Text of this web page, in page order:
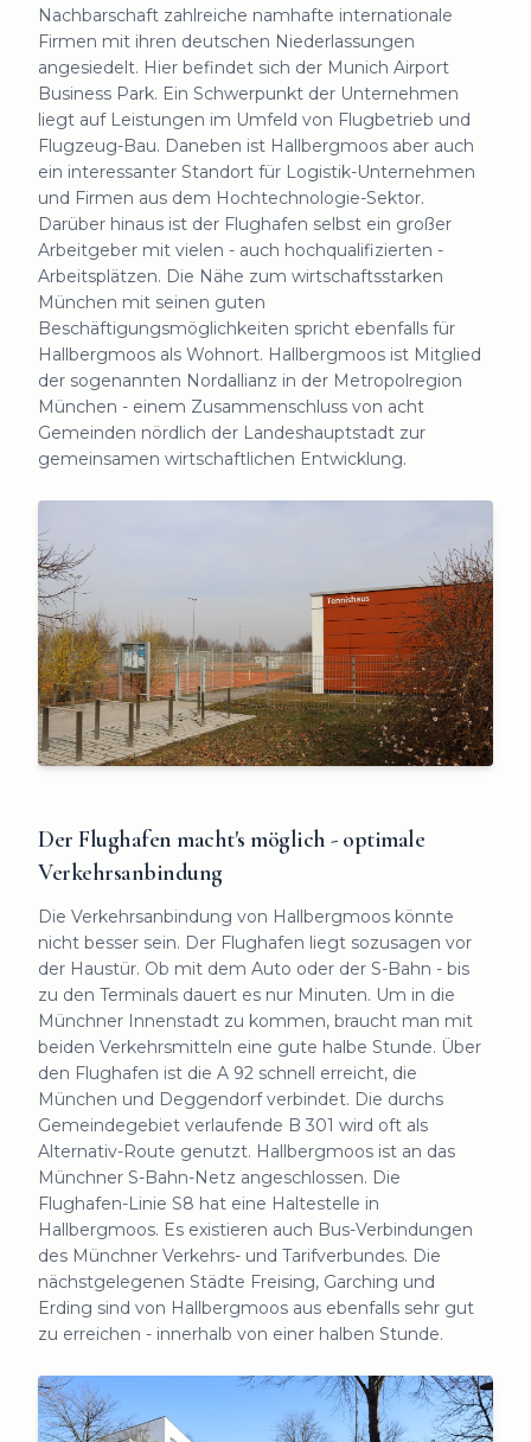
Nachbarschaft zahlreiche namhafte internationale
Firmen mit ihren deutschen Niederlassungen
angesiedelt. Hier befindet sich der Munich Airport
Business Park. Ein Schwerpunkt der Unternehmen
liegt auf Leistungen im Umfeld von Flugbetrieb und
Flugzeug-Bau. Daneben ist Hallbergmoos aber auch
ein interessanter Standort für Logistik-Unternehmen
und Firmen aus dem Hochtechnologie-Sektor.
Darüber hinaus ist der Flughafen selbst ein großer
Arbeitgeber mit vielen - auch hochqualifizierten -
Arbeitsplätzen. Die Nähe zum wirtschaftsstarken
München mit seinen guten
Beschäftigungsmöglichkeiten spricht ebenfalls für
Hallbergmoos als Wohnort. Hallbergmoos ist Mitglied
der sogenannten Nordallianz in der Metropolregion
München - einem Zusammenschluss von acht
Gemeinden nördlich der Landeshauptstadt zur
gemeinsamen wirtschaftlichen Entwicklung.
Der Flughafen macht's möglich - optimale
Verkehrsanbindung
Die Verkehrsanbindung von Hallbergmoos könnte
nicht besser sein. Der Flughafen liegt sozusagen vor
der Haustür. Ob mit dem Auto oder der S-Bahn - bis
zu den Terminals dauert es nur Minuten. Um in die
Münchner Innenstadt zu kommen, braucht man mit
beiden Verkehrsmitteln eine gute halbe Stunde. Über
den Flughafen ist die A 92 schnell erreicht, die
München und Deggendorf verbindet. Die durchs
Gemeindegebiet verlaufende B 301 wird oft als
Alternativ-Route genutzt. Hallbergmoos ist an das
Münchner S-Bahn-Netz angeschlossen. Die
Flughafen-Linie S8 hat eine Haltestelle in
Hallbergmoos. Es existieren auch Bus-Verbindungen
des Münchner Verkehrs- und Tarifverbundes. Die
nächstgelegenen Städte Freising, Garching und
Erding sind von Hallbergmoos aus ebenfalls sehr gut
zu erreichen - innerhalb von einer halben Stunde.